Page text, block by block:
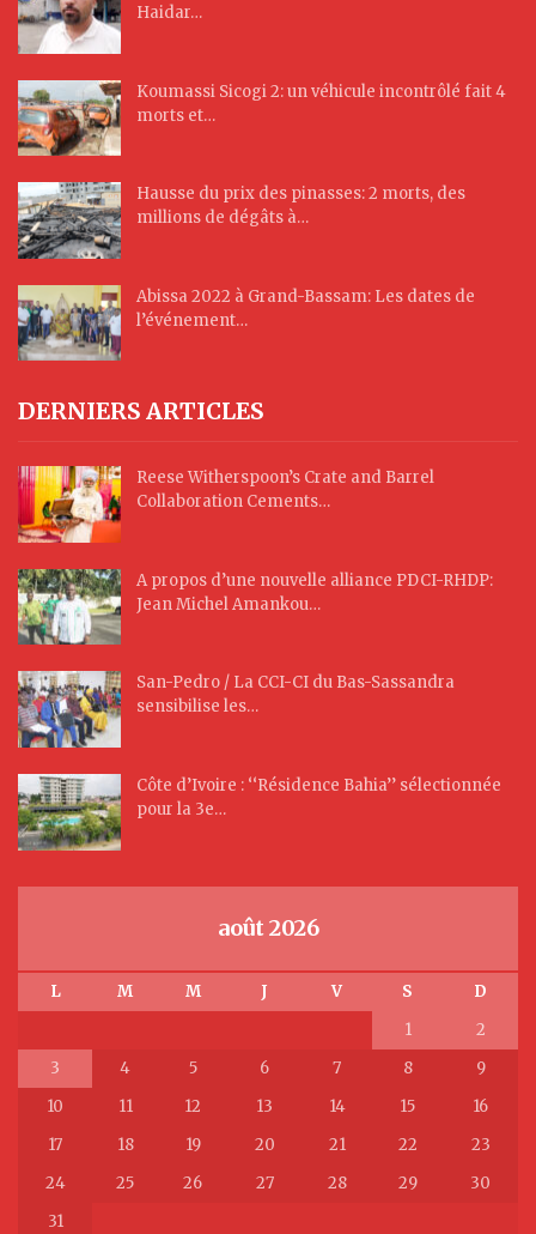
Haidar…
Koumassi Sicogi 2: un véhicule incontrôlé fait 4
morts et…
Hausse du prix des pinasses: 2 morts, des
millions de dégâts à…
Abissa 2022 à Grand-Bassam: Les dates de
l’événement…
DERNIERS ARTICLES
Reese Witherspoon’s Crate and Barrel
Collaboration Cements…
A propos d’une nouvelle alliance PDCI-RHDP:
Jean Michel Amankou…
San-Pedro / La CCI-CI du Bas-Sassandra
sensibilise les…
Côte d’Ivoire : ‘‘Résidence Bahia’’ sélectionnée
pour la 3e…
août 2026
L M M J V S
D
1
2
3
4 5 6 7 8
9
10
11 12 13 14 15
16
17
18 19 20 21 22
23
24
25 26 27 28 29
30
31